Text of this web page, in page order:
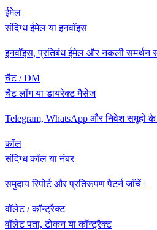
ईमेल
संदिग्ध ईमेल या इनवॉइस
इनवॉइस, प्रतिबंध ईमेल और नकली समर्थन
चैट / DM
चैट लॉग या डायरेक्ट मैसेज
Telegram, WhatsApp और निवेश समूहों के
कॉल
संदिग्ध कॉल या नंबर
समुदाय रिपोर्ट और प्रतिरूपण पैटर्न जाँचें।
वॉलेट / कॉन्ट्रैक्ट
वॉलेट पता, टोकन या कॉन्ट्रैक्ट